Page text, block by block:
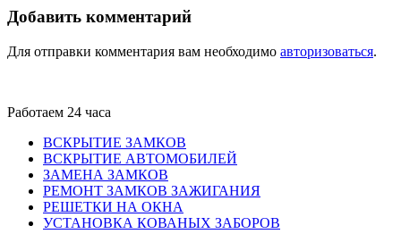
Добавить комментарий
Для отправки комментария вам необходимо авторизоваться.
Работаем 24 часа
ВСКРЫТИЕ ЗАМКОВ
ВСКРЫТИЕ АВТОМОБИЛЕЙ
ЗАМЕНА ЗАМКОВ
РЕМОНТ ЗАМКОВ ЗАЖИГАНИЯ
РЕШЕТКИ НА ОКНА
УСТАНОВКА КОВАНЫХ ЗАБОРОВ